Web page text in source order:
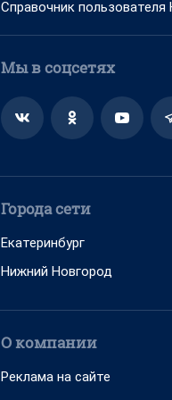
Справочник пользователя
Мы в соцсетях
Города сети
Екатеринбург
Нижний Новгород
О компании
Реклама на сайте